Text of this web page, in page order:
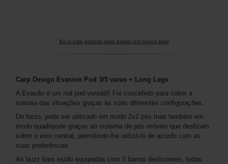
Eu vi este produto mais barato em outros sites
Carp Design Evasion Pod 3/5 varas + Long Legs
A Evasão é um rod pod versátil! Foi concebido para cobrir a
maioria das situações graças às suas diferentes configurações.
De facto, pode ser utilizado em modo 2x2 pés mas também em
modo quadripode graças ao sistema de pés móveis que deslizam
sobre o eixo central, permitindo-lhe utilizá-lo de acordo com as
suas preferências.
As buzz bars estão equipadas com 5 barras deslizantes, todas